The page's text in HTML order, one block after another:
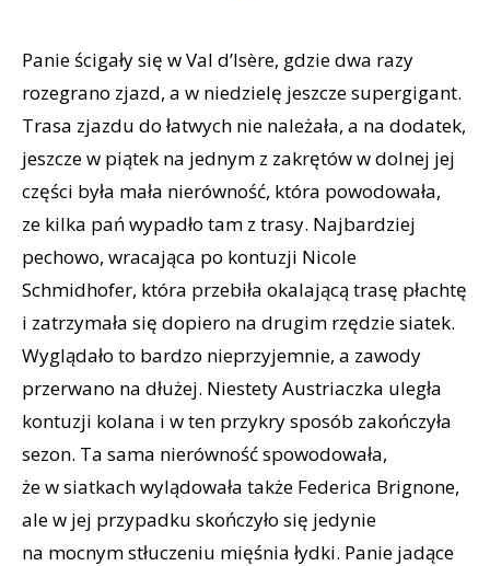
Panie ścigały się w Val d’Isère, gdzie dwa razy
rozegrano zjazd, a w niedzielę jeszcze supergigant.
Trasa zjazdu do łatwych nie należała, a na dodatek,
jeszcze w piątek na jednym z zakrętów w dolnej jej
części była mała nierówność, która powodowała,
ze kilka pań wypadło tam z trasy. Najbardziej
pechowo, wracająca po kontuzji Nicole
Schmidhofer, która przebiła okalającą trasę płachtę
i zatrzymała się dopiero na drugim rzędzie siatek.
Wyglądało to bardzo nieprzyjemnie, a zawody
przerwano na dłużej. Niestety Austriaczka uległa
kontuzji kolana i w ten przykry sposób zakończyła
sezon. Ta sama nierówność spowodowała,
że w siatkach wylądowała także Federica Brignone,
ale w jej przypadku skończyło się jedynie
na mocnym stłuczeniu mięśnia łydki. Panie jadące